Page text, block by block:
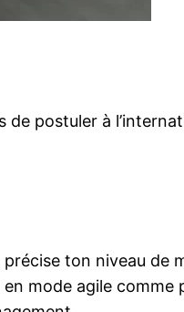
postuler à
ton niveau de
mode agile comme